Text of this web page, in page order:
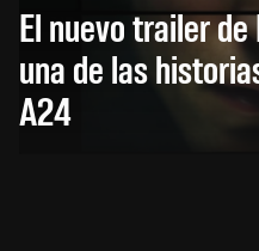
El nuevo trailer
una de las
A24